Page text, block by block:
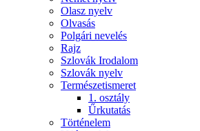
Olasz nyelv
Olvasás
Polgári nevelés
Rajz
Szlovák Irodalom
Szlovák nyelv
Természetismeret
1. osztály
Űrkutatás
Történelem